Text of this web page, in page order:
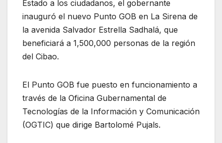
Estado a los ciudadanos, el gobernante
inauguró el nuevo Punto GOB en La Sirena de
la avenida Salvador Estrella Sadhalá, que
beneficiará a 1,500,000 personas de la región
del Cibao.
El Punto GOB fue puesto en funcionamiento a
través de la Oficina Gubernamental de
Tecnologías de la Información y Comunicación
(OGTIC) que dirige Bartolomé Pujals.